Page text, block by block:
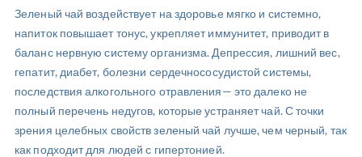
Зеленый чай воздействует на здоровье мягко и системно,
напиток повышает тонус, укрепляет иммунитет, приводит в
баланс нервную систему организма. Депрессия, лишний вес,
гепатит, диабет, болезни сердечнососудистой системы,
последствия алкогольного отравления— это далеко не
полный перечень недугов, которые устраняет чай. С точки
зрения целебных свойств зеленый чай лучше, чем черный, так
как подходит для людей с гипертонией.